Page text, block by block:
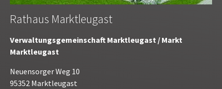
Rathaus Marktleugast
Verwaltungsgemeinschaft Marktleugast / Markt
Marktleugast
Neuensorger Weg 10
95352 Marktleugast